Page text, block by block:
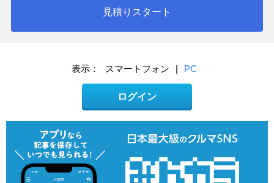
見積りスタート
表示： スマートフォン | PC
ログイン